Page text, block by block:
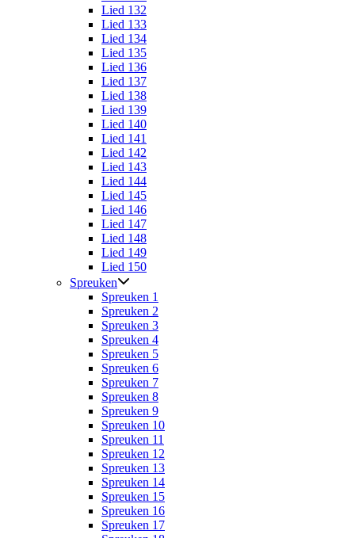
Lied 132
Lied 133
Lied 134
Lied 135
Lied 136
Lied 137
Lied 138
Lied 139
Lied 140
Lied 141
Lied 142
Lied 143
Lied 144
Lied 145
Lied 146
Lied 147
Lied 148
Lied 149
Lied 150
Spreuken
Spreuken 1
Spreuken 2
Spreuken 3
Spreuken 4
Spreuken 5
Spreuken 6
Spreuken 7
Spreuken 8
Spreuken 9
Spreuken 10
Spreuken 11
Spreuken 12
Spreuken 13
Spreuken 14
Spreuken 15
Spreuken 16
Spreuken 17